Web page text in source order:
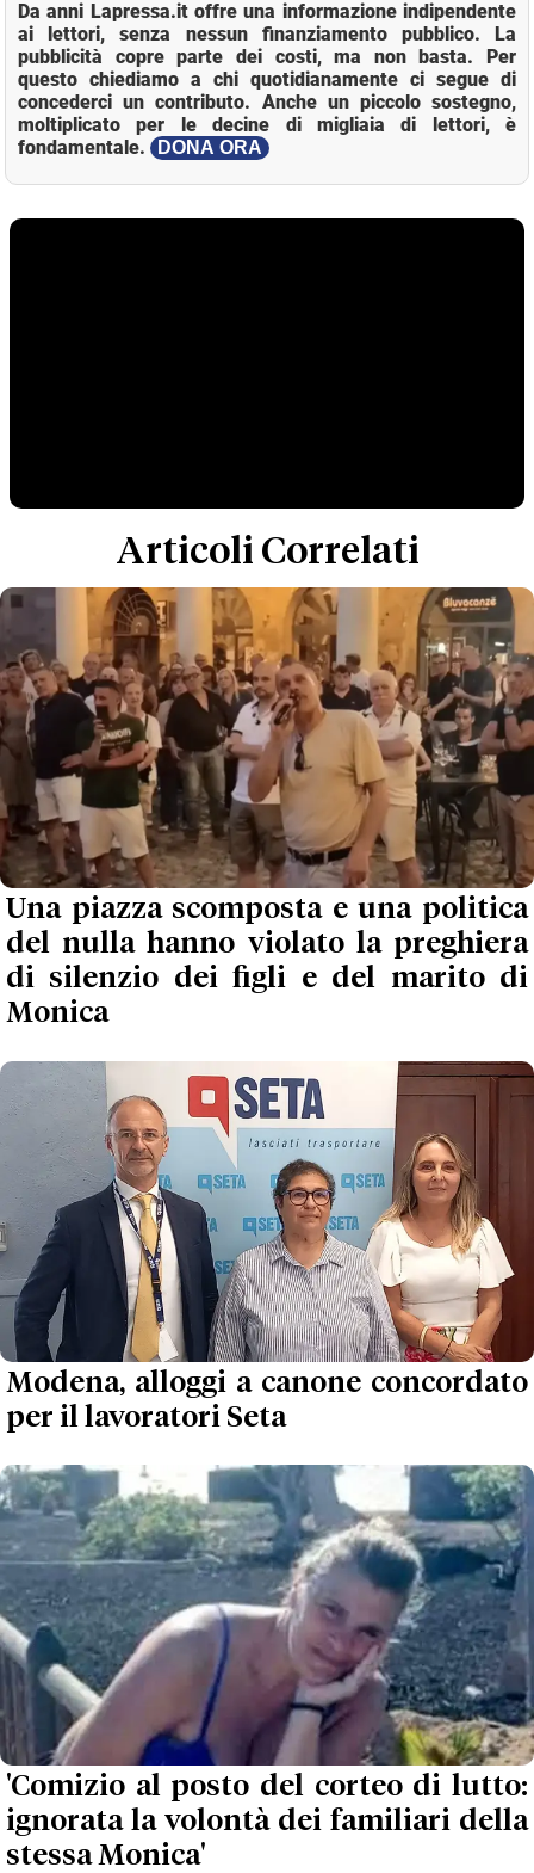
Da anni Lapressa.it offre una informazione indipendente
ai lettori, senza nessun finanziamento pubblico. La
pubblicità copre parte dei costi, ma non basta. Per
questo chiediamo a chi quotidianamente ci segue di
concederci un contributo. Anche un piccolo sostegno,
moltiplicato per le decine di migliaia di lettori, è
fondamentale.
DONA ORA
Articoli Correlati
Una piazza scomposta e una politica
del nulla hanno violato la preghiera
di silenzio dei figli e del marito di
Monica
Modena, alloggi a canone concordato
per il lavoratori Seta
'Comizio al posto del corteo di lutto:
ignorata la volontà dei familiari della
stessa Monica'